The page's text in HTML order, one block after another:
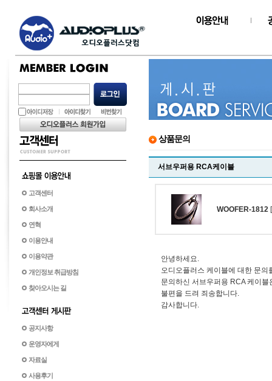
고객센터
회사소개
연혁
이용안내
이용약관
개인정보 취급방침
찾아오시는 길
공지사항
운영자에게
자료실
사용후기
상품문의
서브우퍼용 RCA케이블
WOOFER-1812
안녕하세요.
오디오플러스 케이블에 대한 문의
문의하신 서브우퍼용 RCA 케이
불편을 드려 죄송합니다.
감사합니다.